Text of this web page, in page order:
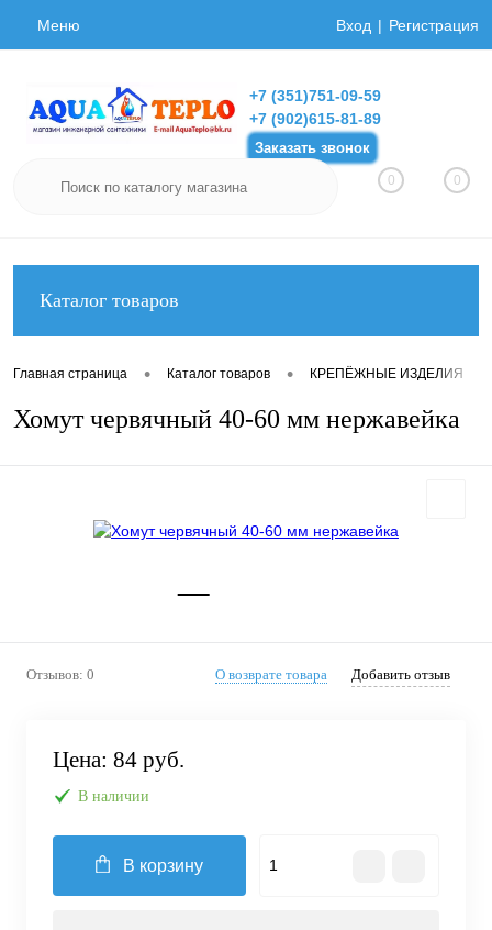
Меню Вход Регистрация
+7 (351)751-09-59
+7 (902)615-81-89
Заказать звонок
0 0
Каталог товаров
Главная страница • Каталог товаров • КРЕПЁЖНЫЕ ИЗДЕЛИЯ
Хомут червячный 40-60 мм нержавейка
Отзывов: 0 О возврате товара Добавить отзыв
Цена: 84 руб.
В наличии
В корзину